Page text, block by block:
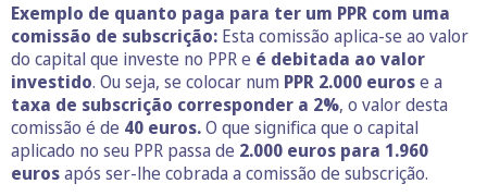
Exemplo de quanto paga para ter um PPR com uma
comissão de subscrição: Esta comissão aplica-se ao valor
do capital que investe no PPR e é debitada ao valor
investido. Ou seja, se colocar num PPR 2.000 eurose a
taxa de subscrição corresponder a 2%, o valor desta
comissão é de 40 euros.O que significa que o capital
aplicado no seu PPR passa de 2.000 euros para 1.960
eurosapós ser-lhe cobrada a comissão de subscrição.